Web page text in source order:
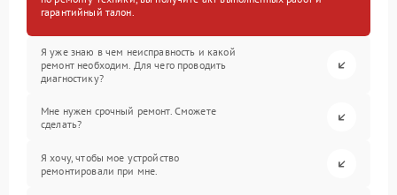
гарантийный талон.
Я уже знаю в чем неисправность и какой
ремонт необходим. Для чего проводить
диагностику?
Мне нужен срочный ремонт. Сможете
сделать?
Я хочу, чтобы мое устройство
ремонтировали при мне.